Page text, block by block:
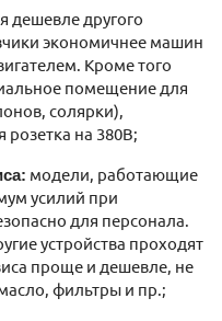
дешевле другого
экономичнее машин
Кроме того
помещение для
солярки),
розетка на 380В;
модели, работающие
усилий при
для персонала.
устройства проходят
проще и дешевле, не
фильтры и пр.;